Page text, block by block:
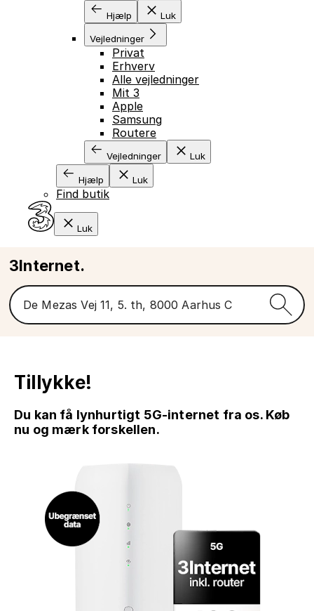
Hjælp Luk
Vejledninger
Privat
Erhverv
Alle vejledninger
Mit 3
Apple
Samsung
Routere
Vejledninger Luk
Hjælp Luk
Find butik
Luk
3Internet.
Tillykke!
Du kan få lynhurtigt 5G-internet fra os. Køb
nu og mærk forskellen.